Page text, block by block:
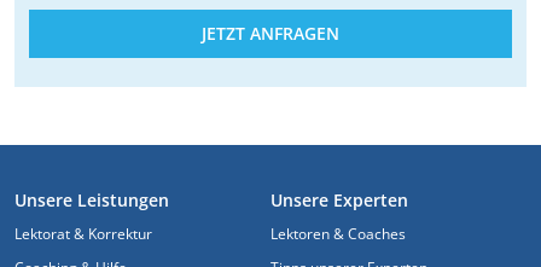
JETZT ANFRAGEN
FUSSZEILE
Unsere Leistungen
Lektorat & Korrektur
Unsere Experten
Lektoren & Coaches